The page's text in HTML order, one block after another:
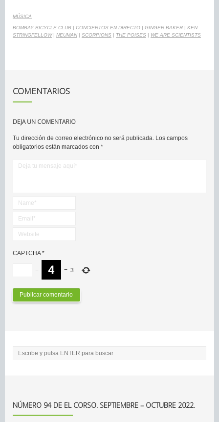
MÚSICA
BOMBAY BICYCLE CLUB | CONCIERTOS EN DIRECTO | GINGER BAKER | KEN
STRINGFELLOW| NEUMAN | SCORPIONS | THE POISES | WE ARE SCIENTISTS
COMENTARIOS
DEJA UN COMENTARIO
Tu dirección de correo electrónico no será publicada. Los campos
obligatorios están marcados con *
CAPTCHA*
− = 3
NÚMERO 94 DE EL CORSO. SEPTIEMBRE – OCTUBRE 2022.